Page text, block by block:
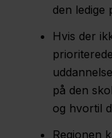
den ledige
Hvis der
på den
og hvortil
Regionen